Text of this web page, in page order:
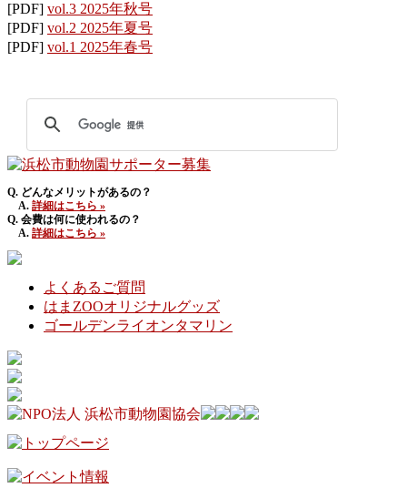
[PDF] vol.3 2025年秋号
[PDF] vol.2 2025年夏号
[PDF] vol.1 2025年春号
Q. どんなメリットがあるの？
A. 詳細はこちら »
Q. 会費は何に使われるの？
A. 詳細はこちら »
よくあるご質問
はまZOOオリジナルグッズ
ゴールデンライオンタマリン